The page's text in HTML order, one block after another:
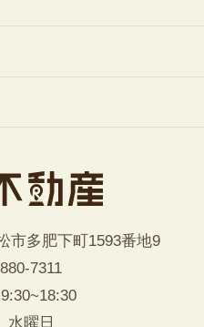
多肥下町1593番地9
7311
曜日